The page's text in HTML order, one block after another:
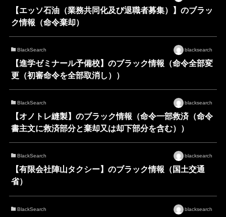
【エッソ石油（業務共同化及び退職者募集）】のブラッ
ク情報（命令棄却）
BlackSearch blacksearch
【進学ゼミナール予備校】のブラック情報（命令全部変
更（初審命令を全部取消し））
BlackSearch blacksearch
【オノトレ縫製】のブラック情報（命令一部救済（命令
書主文に救済部分と棄却又は却下部分を含む））
BlackSearch blacksearch
【有限会社陣山タクシー】のブラック情報（国土交通
省）
BlackSearch blacksearch